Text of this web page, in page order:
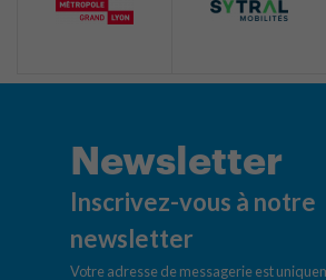
Newsletter
Inscrivez-vous à notre
newsletter
Votre adresse de messagerie est